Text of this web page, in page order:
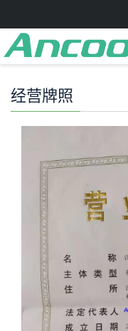
经营牌照